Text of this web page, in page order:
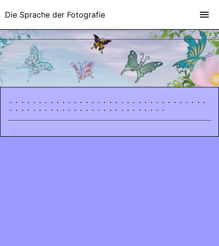
Die Sprache der Fotografie